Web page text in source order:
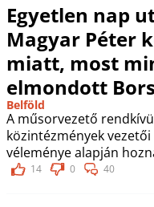
Egyetlen nap
Magyar Péter
miatt, most
elmondott
Belföld
A műsorvezető
közintézmények
véleménye alapján
14 0 40